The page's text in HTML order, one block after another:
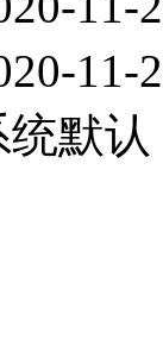
11-
默认